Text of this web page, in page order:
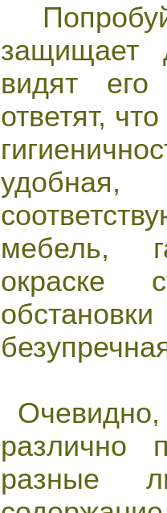
видят его
ответят,
мебель,
окраске
Очевидно,
различно
разные